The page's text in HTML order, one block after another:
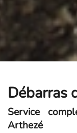
Débarras
Service
Arthezé